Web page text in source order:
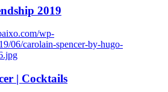
2019
wp-
06/carolain-spencer-by-hugo-
| Cocktails